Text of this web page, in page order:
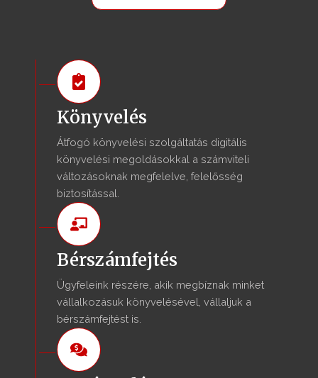
Könyvelés
Átfogó könyvelési szolgáltatás digitális
könyvelési megoldásokkal a számviteli
változásoknak megfelelve, felelősség
biztosítással.
Bérszámfejtés
Ügyfeleink részére, akik megbíznak minket
vállalkozásuk könyvelésével, vállaljuk a
bérszámfejtést is.